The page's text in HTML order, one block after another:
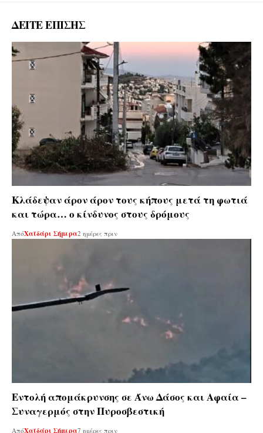
ΔΕΙΤΕ ΕΠΙΣΗΣ
Κλάδεψαν άρον άρον τους κήπους μετά τη φωτιά
και τώρα… ο κίνδυνος στους δρόμους
ΑπόΧαϊδάρι Σήμερα2 ημέρες πριν
Εντολή απομάκρυνσης σε Άνω Δάσος και Αφαία –
Συναγερμός στην Πυροσβεστική
ΑπόΧαϊδάρι Σήμερα7 ημέρες πριν